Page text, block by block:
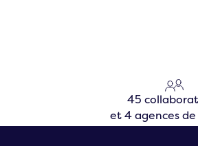
45
et 4 agences